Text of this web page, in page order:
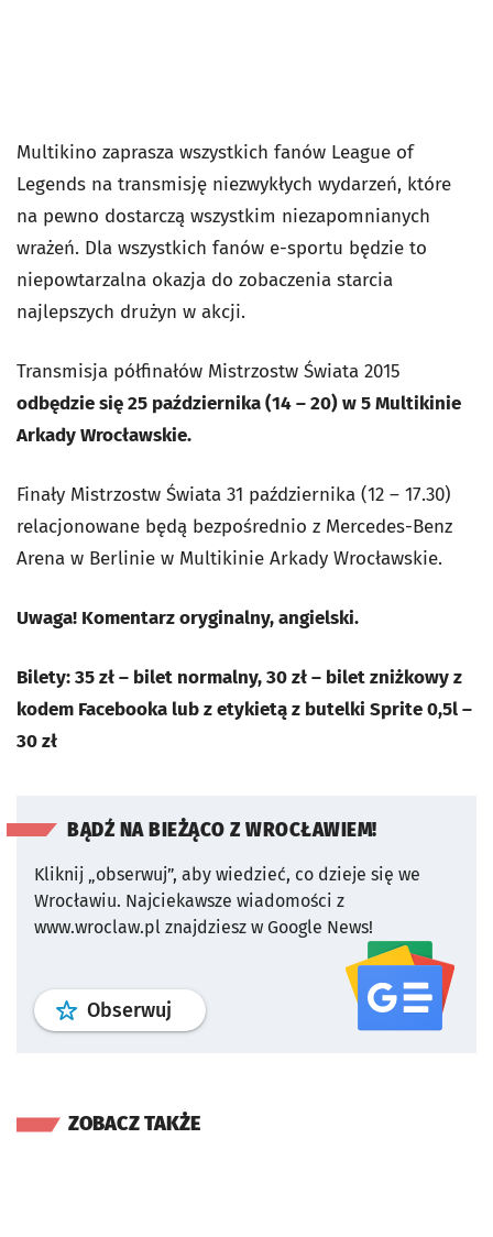
Multikino zaprasza wszystkich fanów League of
Legends na transmisję niezwykłych wydarzeń, które
na pewno dostarczą wszystkim niezapomnianych
wrażeń. Dla wszystkich fanów e-sportu będzie to
niepowtarzalna okazja do zobaczenia starcia
najlepszych drużyn w akcji.
Transmisja półfinałów Mistrzostw Świata 2015
odbędzie się 25 października (14 – 20) w 5 Multikinie
Arkady Wrocławskie.
Finały Mistrzostw Świata 31 października (12 – 17.30)
relacjonowane będą bezpośrednio z Mercedes-Benz
Arena w Berlinie w Multikinie Arkady Wrocławskie.
Uwaga! Komentarz oryginalny, angielski.
Bilety:35 zł – bilet normalny,30 zł – bilet zniżkowy z
kodem Facebooka lub z etykietą z butelki Sprite 0,5l –
30 zł
BĄDŹ NA BIEŻĄCO Z WROCŁAWIEM!
Kliknij „obserwuj”, aby wiedzieć, co dzieje się we
Wrocławiu. Najciekawsze wiadomości z
www.wroclaw.pl znajdziesz w Google News!
Obserwuj profil serwisu
ZOBACZ TAKŻE